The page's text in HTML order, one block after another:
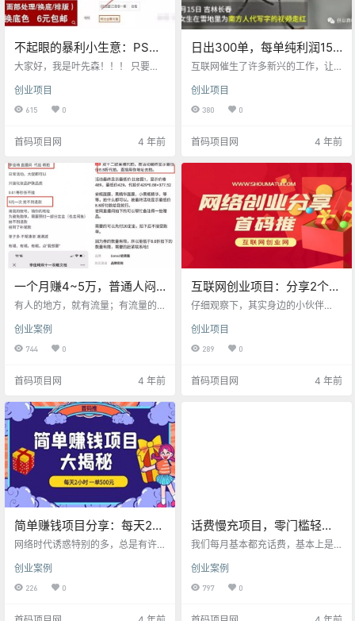
不起眼的暴利小生意：PS证
件照，月入10000+不是梦！
大家好，我是叶先森！！！ 只要有
不难， 许多项目其实都是可以举一
返三的， 项目是死的，但人是活
都是相通的。 今天，叶先森为大家
看这个项目，操作好了一个月轻松
收入10000+， 快来了解下
吧！！！ 通常一般证件照要求正
装，不同证件上的尺寸也有不同的
要求，对于背景颜色也有不同…
创业项目
615 0
首码项目网 4 年前
日出300单，每单纯利润15
元，绝对暴利而且冷门！
互联网催生了许多新兴的工作，让
作，如果你没有接触过，永远也想
不到，竟然还有这种操作？ 这不，
大社交平台热搜榜。 最近吉林长
女子用木棍在雪地上写着一个人的
名字，女子称：“代南方朋友雪地写
字，十元一个，概不讲价。” 据写字
女子介绍，从11月10号…
创业项目
380 0
首码项目网 4 年前
一个月赚4~5万，普通人闷
声发财的小生意，利润可
有人的地方，就有流量；有流量的
带货主播走向台前，到各地官员、
企业CEO纷纷入局，再到淘宝、抖
口上的直播带货，很显然已经成为2
候，大家对于“铲子”的需求也急剧上
升。 教你做抖音的人，教你直播带
货的人反而成了直播淘金热里最大
的赢家，以此赚取千万财富的人不
知凡几。于普通人而言，这…
创业案例
744 0
首码项目网 4 年前
互联网创业项目：分享2个网
络赚钱的小技巧，助你月增
仔细观察下，其实身边的小伙伴
要月入过万，十万……心中所求也不
过就是，每个月，多收入那么二、
有那么自律，对某件事情也没有那
创业项目
289 0
首码项目网 4 年前
简单赚钱项目分享：每天2小
时一单收入500元，赚钱其
网络时代诱惑特别的多，总是有许
事情：本想好好学习下，却被明星
的八卦吸引，一不小心就点了进
创业案例
226 0
话费慢充项目，零门槛轻松
月入3000+
我们每月基本都充话费，基本上是
少有什么折扣，而慢充的优点便是
优惠大，不好的一点是充值慢，一
创业案例
797 0